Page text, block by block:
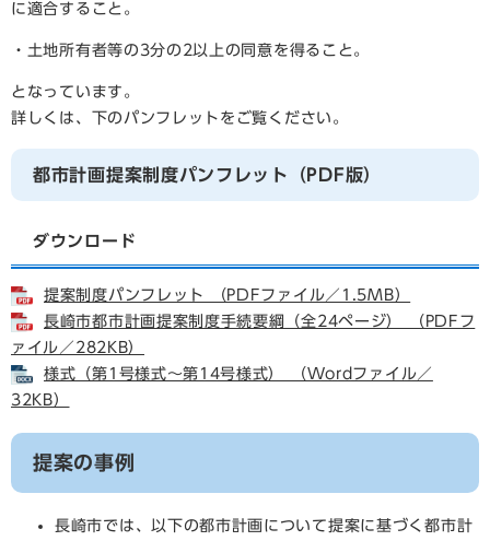
に適合すること。
・土地所有者等の3分の2以上の同意を得ること。
となっています。
詳しくは、下のパンフレットをご覧ください。
都市計画提案制度パンフレット（PDF版）
ダウンロード
提案制度パンフレット （PDFファイル／1.5MB）
長崎市都市計画提案制度手続要綱（全24ページ） （PDFフ
ァイル／282KB）
様式（第1号様式～第14号様式） （Wordファイル／
32KB）
提案の事例
長崎市では、以下の都市計画について提案に基づく都市計